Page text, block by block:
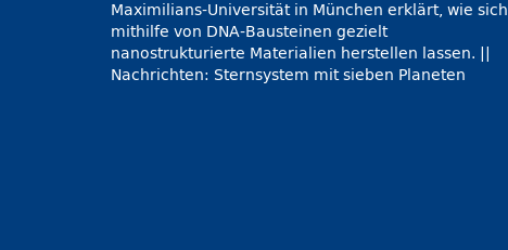
Maximilians-Universität in München erklärt, wie sich
mithilfe von DNA-Bausteinen gezielt
nanostrukturierte Materialien herstellen lassen. ||
Nachrichten: Sternsystem mit sieben Planeten
Vielteilchensystem wird | Mit Strömungsphysik zur
perfekten Teigmischung || Veranstaltungen: